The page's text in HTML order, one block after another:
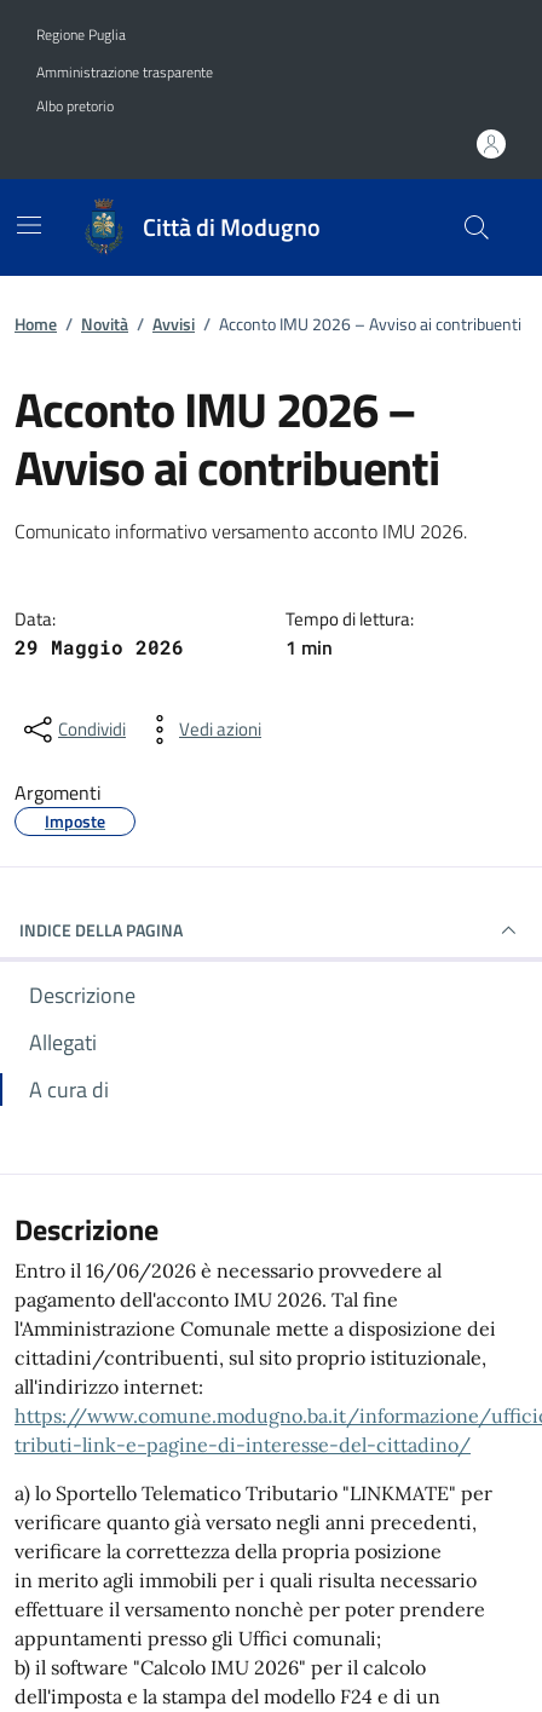
Regione Puglia
Amministrazione trasparente
Albo pretorio
Città di Modugno
Home / Novità / Avvisi / Acconto IMU 2026 – Avviso ai contribuenti
Acconto IMU 2026 –
Avviso ai contribuenti
Dettagli della notizia
Comunicato informativo versamento acconto IMU 2026.
Data:
29 Maggio 2026
Tempo di lettura:
1 min
Condividi Vedi azioni
Argomenti
Imposte
INDICE DELLA PAGINA
Descrizione
Allegati
A cura di
Descrizione
Entro il 16/06/2026 è necessario provvedere al
pagamento dell'acconto IMU 2026. Tal fine
l'Amministrazione Comunale mette a disposizione dei
cittadini/contribuenti, sul sito proprio istituzionale,
all'indirizzo internet:
https://www.comune.modugno.ba.it/informazione/
tributi-link-e-pagine-di-interesse-del-cittadino/
a) lo Sportello Telematico Tributario "LINKMATE" per
verificare quanto già versato negli anni precedenti,
verificare la correttezza della propria posizione
in merito agli immobili per i quali risulta necessario
effettuare il versamento nonchè per poter prendere
appuntamenti presso gli Uffici comunali;
b) il software "Calcolo IMU 2026" per il calcolo
dell'imposta e la stampa del modello F24 e di un